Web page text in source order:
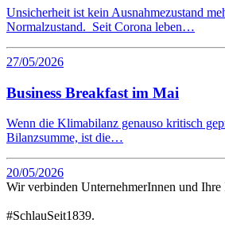
Unsicherheit ist kein Ausnahmezustand
Normalzustand. Seit Corona leben…
27/05/2026
Business Breakfast im Mai
Wenn die Klimabilanz genauso kritisch
Bilanzsumme, ist die…
20/05/2026
Wir verbinden UnternehmerInnen und Ihre
#SchlauSeit1839.